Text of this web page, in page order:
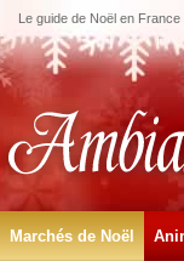
Le guide de Noël en
Marchés de Noël